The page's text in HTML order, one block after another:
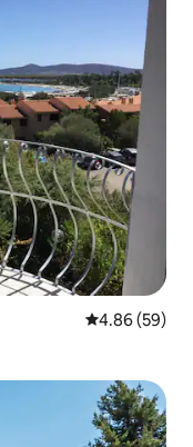
औसत रेटिंग 5 में
4.86 (59)